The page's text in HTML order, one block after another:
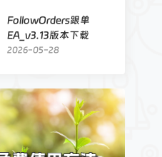
FollowOrders跟单
EA_v3.13版本下载
2026-05-28